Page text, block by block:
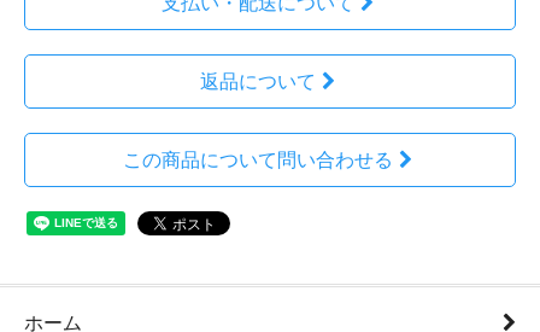
返品について
この商品について問い合わせる
ホーム